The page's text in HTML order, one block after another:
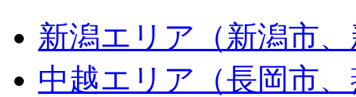
新潟エリア（新潟市
中越エリア（長岡市